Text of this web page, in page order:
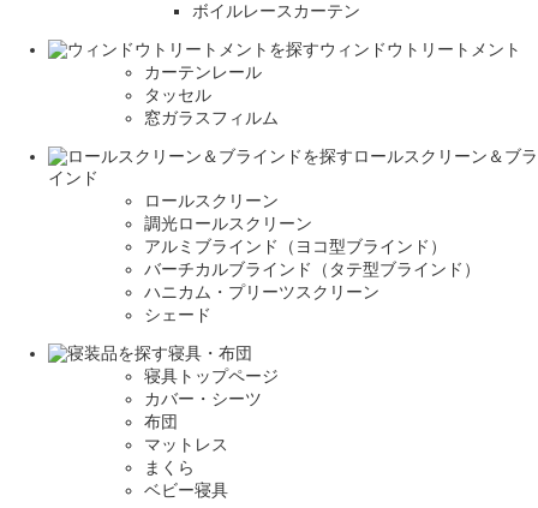
ボイルレースカーテン
ウィンドウトリートメント
カーテンレール
タッセル
窓ガラスフィルム
ロールスクリーン＆ブラ
インド
ロールスクリーン
調光ロールスクリーン
アルミブラインド（ヨコ型ブラインド）
バーチカルブラインド（タテ型ブラインド）
ハニカム・プリーツスクリーン
シェード
寝具・布団
寝具トップページ
カバー・シーツ
布団
マットレス
まくら
ベビー寝具